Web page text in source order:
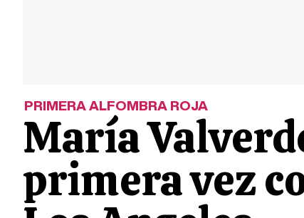
PRIMERA ALFOMBRA ROJA
María
primera vez